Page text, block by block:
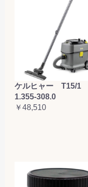
ケルヒャー T15/1
1.355-308.0
￥48,510